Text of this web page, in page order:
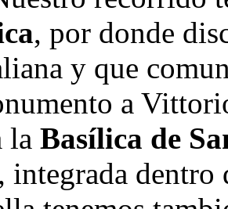
, por donde
y que
a
la Basílica de
, integrada